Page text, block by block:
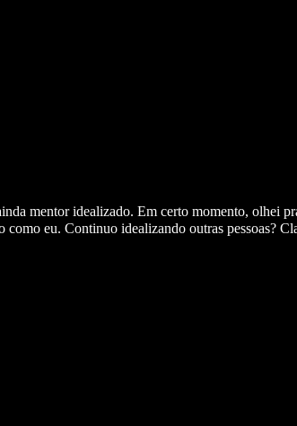
mentor idealizado. Em certo momento, olhei
eu. Continuo idealizando outras pessoas?